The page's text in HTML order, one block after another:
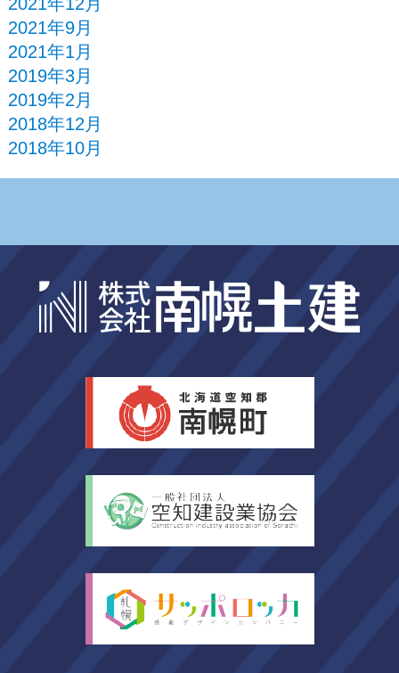
2021年9月
2021年1月
2019年3月
2019年2月
2018年12月
2018年10月